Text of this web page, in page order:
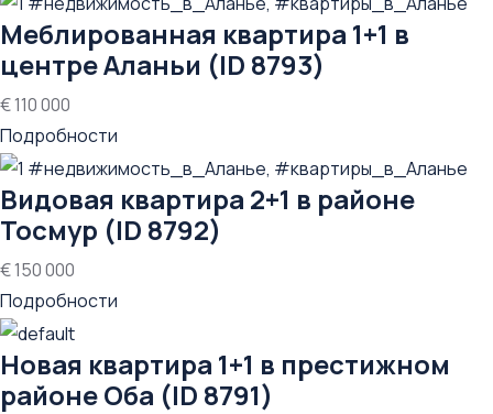
Меблированная квартира 1+1 в
центре Аланьи (ID 8793)
€ 110 000
Подробности
Видовая квартира 2+1 в районе
Тосмур (ID 8792)
€ 150 000
Подробности
Новая квартира 1+1 в престижном
районе Оба (ID 8791)